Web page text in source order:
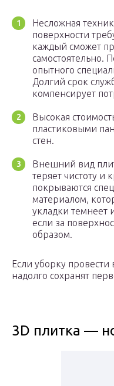
Несложная
поверхности
каждый сможет
самостоятельно.
опытного
Долгий срок
компенсирует
Высокая
пластиковыми
стен.
Внешний вид
теряет чистоту и
покрываются
материалом,
укладки темнеет
если за
образом.
Если уборку
надолго сохранят
3D плитка —